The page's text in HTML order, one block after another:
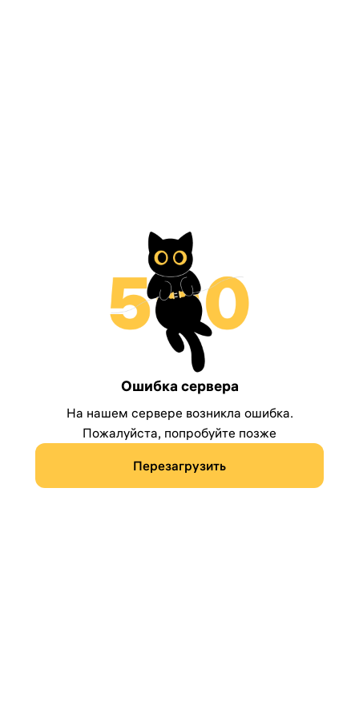
Ошибка сервера
На нашем сервере возникла ошибка.
Пожалуйста, попробуйте позже
Перезагрузить